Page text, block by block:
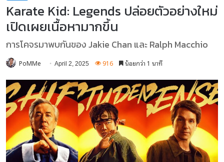
Karate Kid: Legends ปล่อยตัวอย่างใหม่
เปิดเผยเนื้อหามากขึ้น
การโคจรมาพบกันของ Jakie Chan และ Ralph Macchio
PoMMe April 2, 2025 916 น้อยกว่า 1 นาที